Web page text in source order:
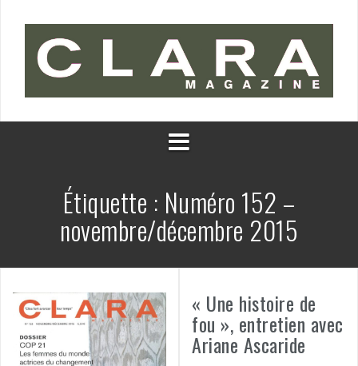
Étiquette : Numéro 152 –
novembre/décembre 2015
« Une histoire de
fou », entretien avec
Ariane Ascaride